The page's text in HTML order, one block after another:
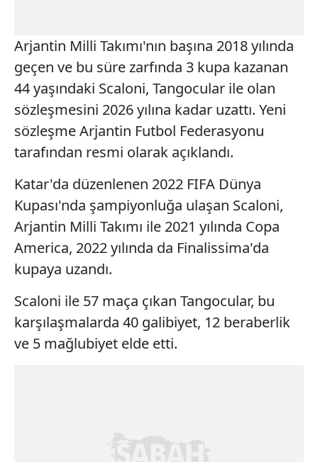
Arjantin Milli Takımı'nın başına 2018 yılında
geçen ve bu süre zarfında 3 kupa kazanan
44 yaşındaki Scaloni, Tangocular ile olan
sözleşmesini 2026 yılına kadar uzattı. Yeni
sözleşme Arjantin Futbol Federasyonu
tarafından resmi olarak açıklandı.
Katar'da düzenlenen 2022 FIFA Dünya
Kupası'nda şampiyonluğa ulaşan Scaloni,
Arjantin Milli Takımı ile 2021 yılında Copa
America, 2022 yılında da Finalissima'da
kupaya uzandı.
Scaloni ile 57 maça çıkan Tangocular, bu
karşılaşmalarda 40 galibiyet, 12 beraberlik
ve 5 mağlubiyet elde etti.